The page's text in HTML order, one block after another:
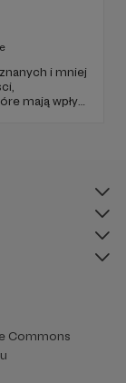
i mniej
mają wpływ
Commons